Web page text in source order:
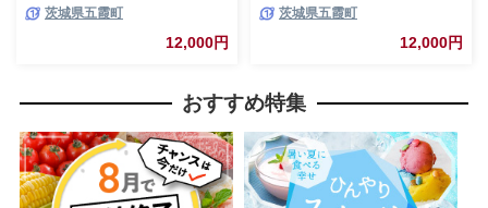
耐熱 一生もの 職人 こだわり
JIDA デザインミュージアムセ
レクション 茨城県 五霞町
茨城県五霞町
12,000円
耐熱 一生もの 職人 こだわり
JIDA デザインミュージアムセ
レクション 茨城県 五霞町
茨城県五霞町
12,000円
おすすめ特集